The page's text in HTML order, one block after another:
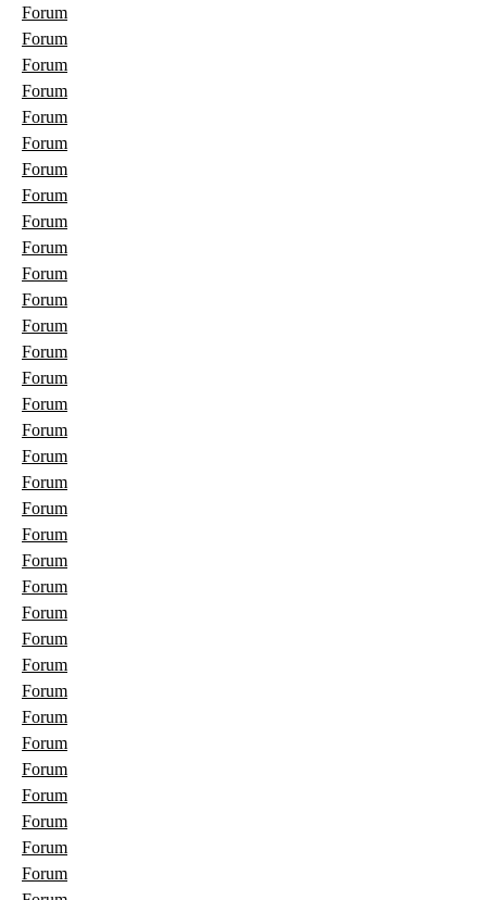
Forum
Forum
Forum
Forum
Forum
Forum
Forum
Forum
Forum
Forum
Forum
Forum
Forum
Forum
Forum
Forum
Forum
Forum
Forum
Forum
Forum
Forum
Forum
Forum
Forum
Forum
Forum
Forum
Forum
Forum
Forum
Forum
Forum
Forum